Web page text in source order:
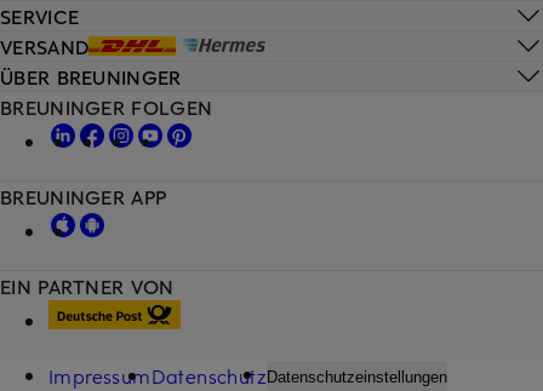
SERVICE
VERSAND
ÜBER BREUNINGER
EIN PARTNER VON
BREUNINGER FOLGEN
BREUNINGER APP
ImpressumDatenschutz Datenschutzeinstellungen